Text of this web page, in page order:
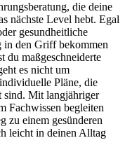
die deine
nächste Level hebt. Egal
gesundheitliche
in den Griff bekommen
maßgeschneiderte
es nicht um
Pläne, die
sind. Mit langjähriger
Fachwissen begleiten
zu einem gesünderen
leicht in deinen Alltag